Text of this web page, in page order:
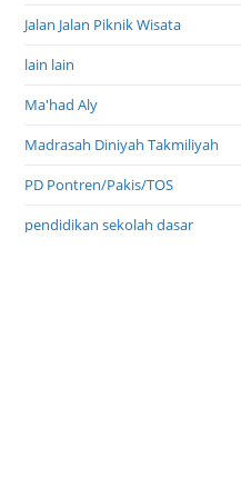
Jalan Jalan Piknik Wisata
lain lain
Ma'had Aly
Madrasah Diniyah Takmiliyah
PD Pontren/Pakis/TOS
pendidikan sekolah dasar